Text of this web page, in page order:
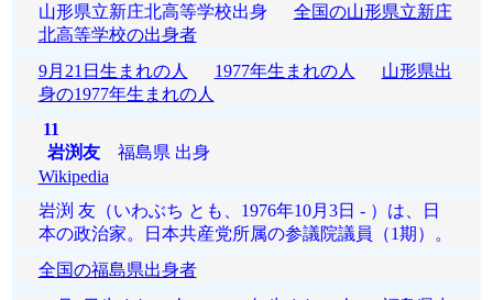
山形県立新庄北高等学校出身 全国の山形県立新庄
北高等学校の出身者
9月21日生まれの人
1977年生まれの人
山形県出
身の1977年生まれの人
11
岩渕友福島県 出身
Wikipedia
岩渕 友（いわぶち とも、1976年10月3日 - ）は、日
本の政治家。日本共産党所属の参議院議員（1期）。
全国の福島県出身者